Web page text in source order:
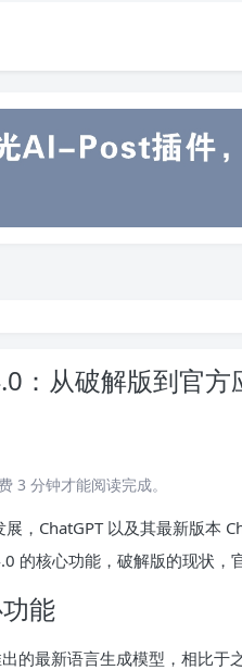
：从破解版到官方
3 分钟才能阅读完成。
，ChatGPT 以及其最新版本
的核心功能，破解版的现状，
能
的最新语言生成模型，相比于